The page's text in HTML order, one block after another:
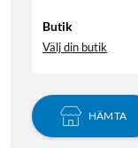
Butik
Välj din butik
HÄMTA